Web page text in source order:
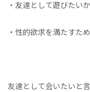
・友達として遊びたい
・性的欲求を満たすため
友達として会いたいと